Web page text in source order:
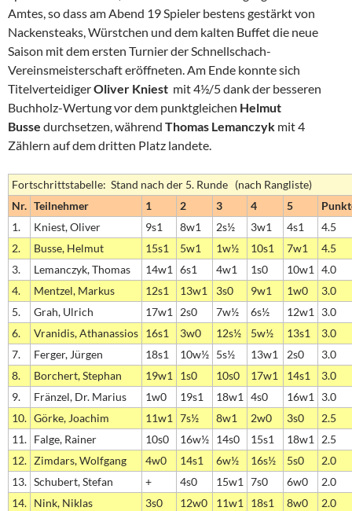
Amtes, so dass am Abend 19 Spieler bestens gestärkt von
Nackensteaks, Würstchen und dem kalten Buffet die neue
Saison mit dem ersten Turnier der Schnellschach-
Vereinsmeisterschaft eröffneten. Am Ende konnte sich
TitelverteidigerOliver Kniest mit 4½/5 dank der besseren
Buchholz-Wertung vor dem punktgleichen Helmut
Busse durchsetzen, während Thomas Lemanczyk mit 4
Zählern auf dem dritten Platz landete.
Fortschrittstabelle: Stand nach der 5. Runde (nach Rangliste)
Nr. Teilnehmer 1 2 3 4 5
1.
Kniest, Oliver 9s1 8w1 2s½ 3w1 4s1
4.5
2.
Busse, Helmut 15s1 5w1 1w½ 10s1 7w1
4.5
3.
Lemanczyk, Thomas 14w1 6s1 4w1 1s0 10w1
4.0
4.
Mentzel, Markus 12s1 13w1 3s0 9w1 1w0
3.0
5.
Grah, Ulrich 17w1 2s0 7w½ 6s½ 12w1
3.0
6.
Vranidis, Athanassios 16s1 3w0 12s½ 5w½ 13s1
3.0
7.
Ferger, Jürgen 18s1 10w½ 5s½ 13w1 2s0
3.0
8.
Borchert, Stephan 19w1 1s0 10s0 17w1 14s1
3.0
9.
Fränzel, Dr. Marius 1w0 19s1 18w1 4s0 16w1
3.0
10. Görke, Joachim 11w1 7s½ 8w1 2w0 3s0
2.5
11. Falge, Rainer 10s0 16w½ 14s0 15s1 18w1
2.5
12. Zimdars, Wolfgang 4w0 14s1 6w½ 16s½ 5s0
2.0
13. Schubert, Stefan + 4s0 15w1 7s0 6w0
2.0
14. Nink, Niklas 3s0 12w0 11w1 18s1 8w0
2.0